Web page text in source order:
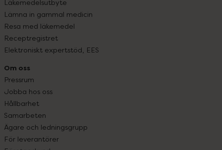
Läkemedelsutbyte
Lämna in gammal medicin
Resa med läkemedel
Receptregistret
Elektroniskt expertstöd, EES
Om oss
Pressrum
Jobba hos oss
Hållbarhet
Samarbeten
Ägare och ledningsgrupp
För leverantörer